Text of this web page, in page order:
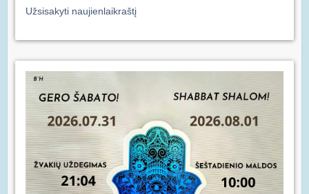
Užsisakyti naujienlaikraštį